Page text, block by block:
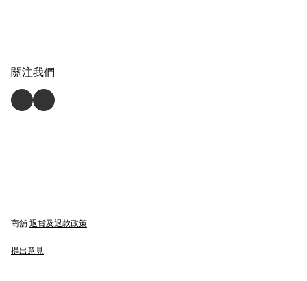
關注我們
商舖 退貨及退款政策
提出意見